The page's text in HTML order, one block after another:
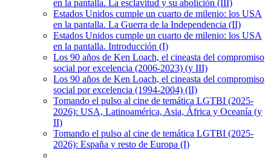
en la pantalla. La esclavitud y su abolición (III)
Estados Unidos cumple un cuarto de milenio: los USA
en la pantalla. La Guerra de la Independencia (II)
Estados Unidos cumple un cuarto de milenio: los USA
en la pantalla. Introducción (I)
Los 90 años de Ken Loach, el cineasta del compromiso
social por excelencia (2006-2023) (y III)
Los 90 años de Ken Loach, el cineasta del compromiso
social por excelencia (1994-2004) (II)
Tomando el pulso al cine de temática LGTBI (2025-
2026): USA, Latinoamérica, Asia, África y Oceanía (y
II)
Tomando el pulso al cine de temática LGTBI (2025-
2026): España y resto de Europa (I)